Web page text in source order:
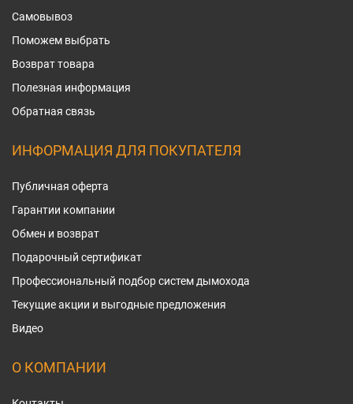
Самовывоз
Поможем выбрать
Возврат товара
Полезная информация
Обратная связь
ИНФОРМАЦИЯ ДЛЯ ПОКУПАТЕЛЯ
Публичная оферта
Гарантии компании
Обмен и возврат
Подарочный сертификат
Профессиональный подбор систем дымохода
Текущие акции и выгодные предложения
Видео
О КОМПАНИИ